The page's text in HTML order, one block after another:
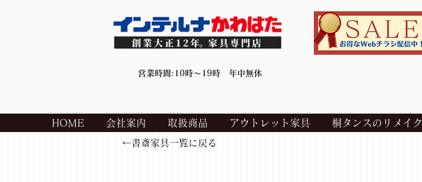
営業時間:10時～19時 年中無休
HOME 会社案内 取扱商品 アウトレット家具 桐タンスのリメイク
←書斎家具一覧に戻る